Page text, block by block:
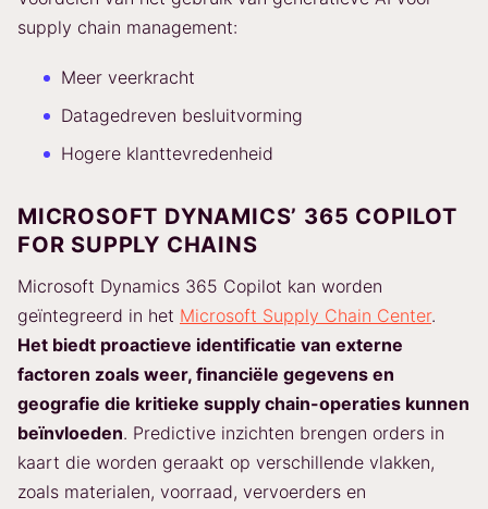
supply chain management:
Meer veerkracht
Datagedreven besluitvorming
Hogere klanttevredenheid
MICROSOFT DYNAMICS’ 365 COPILOT
FOR SUPPLY CHAINS
Microsoft Dynamics 365 Copilot kan worden
geïntegreerd in het Microsoft Supply Chain Center.
Het biedt proactieve identificatie van externe
factoren zoals weer, financiële gegevens en
geografie die kritieke supply chain-operaties kunnen
beïnvloeden. Predictive inzichten brengen orders in
kaart die worden geraakt op verschillende vlakken,
zoals materialen, voorraad, vervoerders en